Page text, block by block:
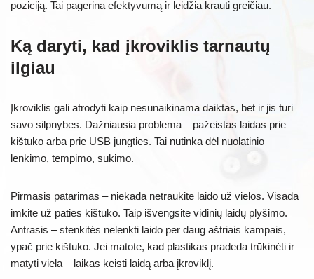
poziciją. Tai pagerina efektyvumą ir leidžia krauti greičiau.
Ką daryti, kad įkroviklis tarnautų
ilgiau
Įkroviklis gali atrodyti kaip nesunaikinamа daiktas, bet ir jis turi
savo silpnybes. Dažniausia problema – pažeistas laidas prie
kištuko arba prie USB jungties. Tai nutinka dėl nuolatinio
lenkimo, tempimo, sukimo.
Pirmasis patarimas – niekada netraukite laido už vielos. Visada
imkite už paties kištuko. Taip išvengsite vidinių laidų plyšimo.
Antrasis – stenkitės nelenkti laido per daug aštriais kampais,
ypač prie kištuko. Jei matote, kad plastikas pradeda trūkinėti ir
matyti viela – laikas keisti laidą arba įkroviklį.